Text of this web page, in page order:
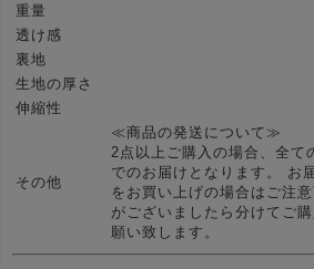
重量
透け感
裏地
生地の厚さ
伸縮性
その他
≪商品の発送について≫
2点以上ご購入の場合、全て
でのお届けとなります。 お
をお買い上げの場合はご注
がございましたら分けてご
願い致します。